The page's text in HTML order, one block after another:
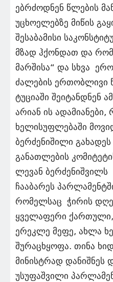
ებრძოდნენ წლების
უცხოელებზე მიწის
შესაბამისი
მზად ჰქონდათ და
მარშისა“ და სხვა
ძალების ერთობლივი
ტუციაში შეიტანდნენ
არიან ის ადამიანები,
ხელისუფლებაში
ბერძენიშილი
განათლების
ლევან ბერძენიშვილს
ჩააბარეს
რომელსაც ჭირის
ყველაფერი ქართული,
ერეკლე მეფე, ახლა
შურაცხყოფა. თინა
მინისტრად დანიშნეს
უსუფაშვილი